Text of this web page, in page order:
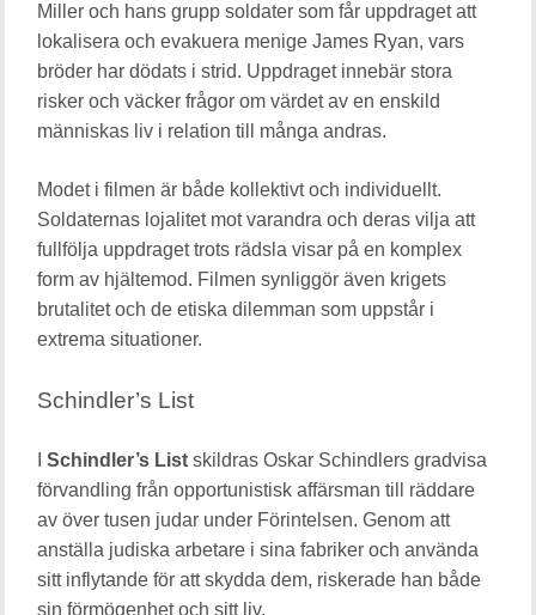
Miller och hans grupp soldater som får uppdraget att
lokalisera och evakuera menige James Ryan, vars
bröder har dödats i strid. Uppdraget innebär stora
risker och väcker frågor om värdet av en enskild
människas liv i relation till många andras.
Modet i filmen är både kollektivt och individuellt.
Soldaternas lojalitet mot varandra och deras vilja att
fullfölja uppdraget trots rädsla visar på en komplex
form av hjältemod. Filmen synliggör även krigets
brutalitet och de etiska dilemman som uppstår i
extrema situationer.
Schindler’s List
Schindler’s Listskildras Oskar Schindlers gradvisa
förvandling från opportunistisk affärsman till räddare
av över tusen judar under Förintelsen. Genom att
anställa judiska arbetare i sina fabriker och använda
sitt inflytande för att skydda dem, riskerade han både
sin förmögenhet och sitt liv.